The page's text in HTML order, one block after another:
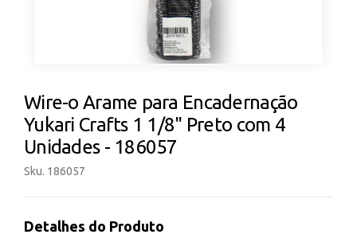
Wire-o Arame para Encadernação
Yukari Crafts 1 1/8" Preto com 4
Unidades - 186057
Sku. 186057
Detalhes do Produto